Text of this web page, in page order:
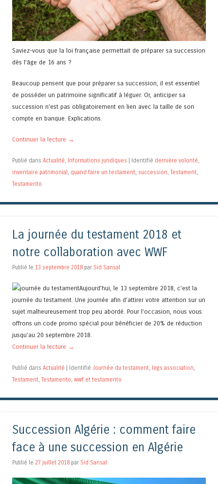
Saviez-vous que la loi française permettait de préparer sa succession
dès l’âge de 16 ans ?
Beaucoup pensent que pour préparer sa succession, il est essentiel
de posséder un patrimoine significatif à léguer. Or, anticiper sa
succession n’est pas obligatoirement en lien avec la taille de son
compte en banque. Explications.
Continuer la lecture →
Publié dans Actualité, Informations juridiques Identifié dernière volonté,
inventaire patrimonial , quand faire un testament, succession, Testament,
Testamento
La journée du testament 2018 et
notre collaboration avec WWF
Publié le 13 septembre 2018 par Sid Sansal
Aujourd’hui, le 13 septembre 2018, c’est la
journée du testament. Une journée afin d’attirer votre attention sur un
sujet malheureusement trop peu abordé. Pour l’occasion, nous vous
offrons un code promo spécial pour bénéficier de 20% de réduction
jusqu’au 20 septembre 2018.
Continuer la lecture →
Publié dans Actualité Identifié Journée du testament, legs association,
Testament, Testamento, wwf et testamento
Succession Algérie : comment faire
face à une succession en Algérie
Publié le 27 juillet 2018 par Sid Sansal